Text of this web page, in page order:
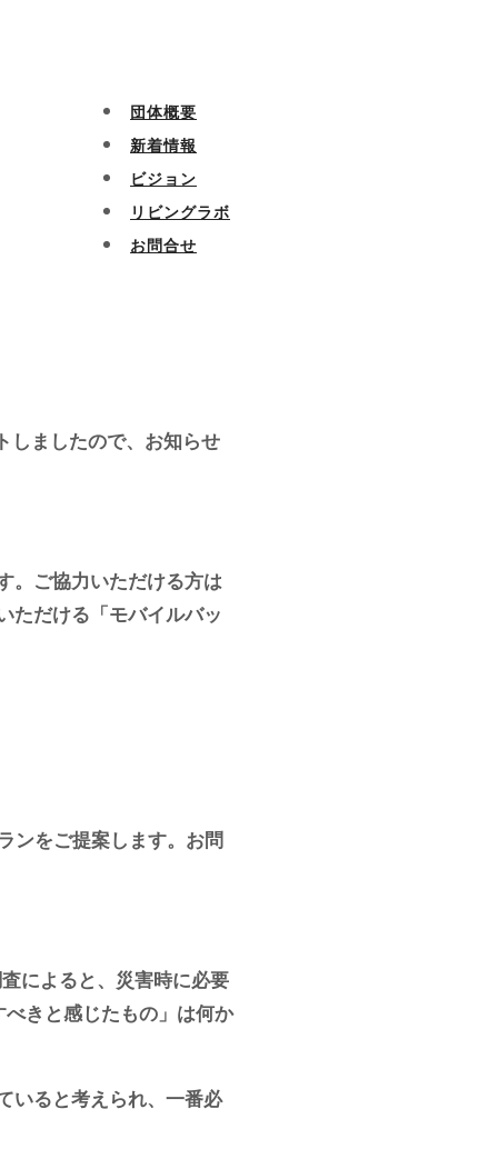
団体概要
新着情報
ビジョン
リビングラボ
お問合せ
しましたので、お知らせ
。ご協力いただける方は
ただける「モバイルバッ
ンをご提案します。お問
によると、災害時に必要
きと感じたもの」は何か
いると考えられ、一番必